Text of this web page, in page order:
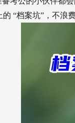
的 “档案坑”，不浪